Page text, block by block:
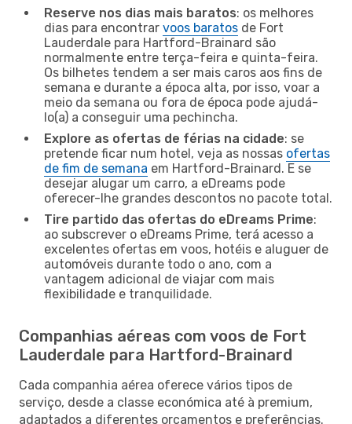
Reserve nos dias mais baratos: os melhores
dias para encontrar voos baratos de Fort
Lauderdale para Hartford-Brainard são
normalmente entre terça-feira e quinta-feira.
Os bilhetes tendem a ser mais caros aos fins de
semana e durante a época alta, por isso, voar a
meio da semana ou fora de época pode ajudá-
lo(a) a conseguir uma pechincha.
Explore as ofertas de férias na cidade: se
pretende ficar num hotel, veja as nossas ofertas
de fim de semana em Hartford-Brainard. E se
desejar alugar um carro, a eDreams pode
oferecer-lhe grandes descontos no pacote total.
Tire partido das ofertas do eDreams Prime:
ao subscrever o eDreams Prime, terá acesso a
excelentes ofertas em voos, hotéis e aluguer de
automóveis durante todo o ano, com a
vantagem adicional de viajar com mais
flexibilidade e tranquilidade.
Companhias aéreas com voos de Fort
Lauderdale para Hartford-Brainard
Cada companhia aérea oferece vários tipos de
serviço, desde a classe económica até à premium,
adaptados a diferentes orçamentos e preferências.